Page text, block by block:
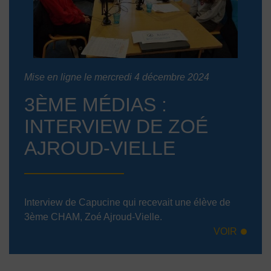
Mise en ligne le mercredi 4 décembre 2024
3ÈME MÉDIAS :
INTERVIEW DE ZOÉ
AJROUD-VIELLE
Interview de Capucine qui recevait une élève de
3ème CHAM, Zoé Ajroud-Vielle.
VOIR